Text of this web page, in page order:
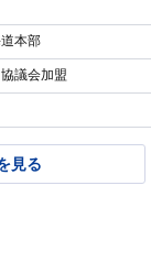
本部
議会加盟
見る